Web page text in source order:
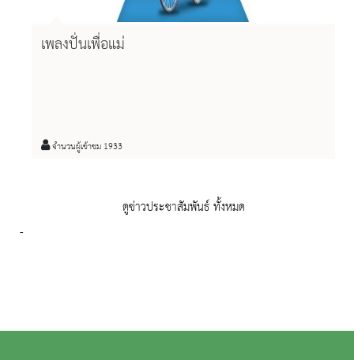
เพลงปั่นเพื่อแม่
จำนวนผู้เข้าชม 1933
ดูข่าวประชาสัมพันธ์ ทั้งหมด
-